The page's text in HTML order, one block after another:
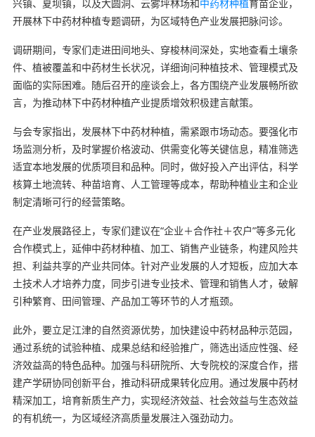
兴镇、夏坝镇，以及大圆洞、云雾坪林场和中药材种植育苗企业，
开展林下中药材种植专题调研，为区域特色产业发展把脉问诊。
调研期间，专家们走进田间地头、穿梭林间深处，实地查看土壤条
件、植被覆盖和中药材生长状况，详细询问种植技术、管理模式及
面临的实际困难。随后召开的座谈会上，各方围绕产业发展畅所欲
言，为推动林下中药材种植产业提质增效积极建言献策。
与会专家指出，发展林下中药材种植，需紧跟市场动态。要强化市
场监测分析，及时掌握价格波动、供需变化等关键信息，精准筛选
适宜本地发展的优质项目和品种。同时，做好投入产出评估，科学
核算土地流转、种苗培育、人工管理等成本，帮助种植业主和企业
制定清晰可行的经营策略。
在产业发展路径上，专家们建议在“企业＋合作社＋农户”等多元化
合作模式上，延伸中药材种植、加工、销售产业链条，构建风险共
担、利益共享的产业共同体。针对产业发展的人才短板，应加大本
土技术人才培养力度，同步引进专业技术、管理和销售人才，破解
引种繁育、田间管理、产品加工等环节的人才瓶颈。
此外，要立足江津的自然资源优势，加快建设中药材品种示范园，
通过系统的试验种植、成果总结和经验推广，筛选出适应性强、经
济效益高的特色品种。加强与科研院所、大专院校的深度合作，搭
建产学研协同创新平台，推动科研成果转化应用。通过发展中药材
精深加工，培育新质生产力，实现经济效益、社会效益与生态效益
的有机统一，为区域经济高质量发展注入强劲动力。